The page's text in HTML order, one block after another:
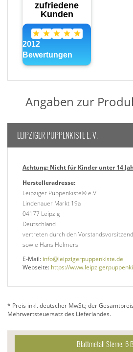
Angaben zur
LEIPZIGER PUPPENKISTE E. V.
Achtung: Nicht für Kinder unter 14
Herstelleradresse:
Leipziger Puppenkiste® e.V.
Lindenauer Markt 19a
04177 Leipzig
Deutschland
vertreten durch den
sowie Hans Helmers
E-Mail: info@leipzigerpuppenkiste.de
Webseite: https://
* Preis inkl. deutscher MwSt.; der
Mehrwertsteuersatz des Lieferlandes.
Blattmetall Sterne, 6